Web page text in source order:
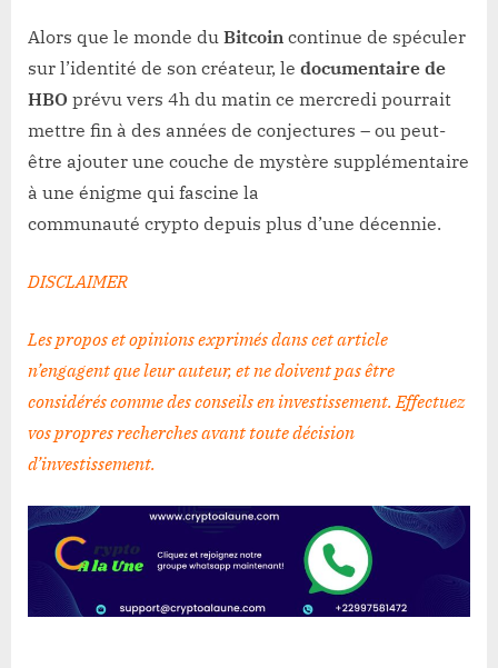
Alors que le monde du Bitcoin continue de spéculer
sur l’identité de son créateur, le documentaire de
HBO prévu vers 4h du matin ce mercredi pourrait
mettre fin à des années de conjectures – ou peut-
être ajouter une couche de mystère supplémentaire
à une énigme qui fascine la
communauté crypto depuis plus d’une décennie.
DISCLAIMER
Les propos et opinions exprimés dans cet article
n’engagent que leur auteur, et ne doivent pas être
considérés comme des conseils en investissement. Effectuez
vos propres recherches avant toute décision
d’investissement.